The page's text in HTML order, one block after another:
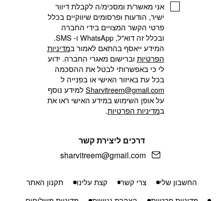
אני מאשר/ת ומסכימ/ה לקבלת דיוור
ישיר, הודעות ופרסומים שיווקיים בכלל
פרטי הקשר המצויים בידי החברה
ובכלל זה דוא"ל, WhatsApp ו- SMS.
המידע ייאסף בהתאם לאמור במדיניות
הפרטיות וברישום מאגרי החברה. ידוע
לי כי באפשרותי לבטל את ההסכמה
בכל עת באיזור האישי או בפנייה ל
Sharvitreem@gmail.comלמידע נוסף
על אופן השימוש במידע האישי ראו את
במדיניות הפרטיות.
החשבון שלי צרי קשר קצת עלינו
תקנון האתר
דרכים ליצירת קשר
sharvitreem@gmail.com